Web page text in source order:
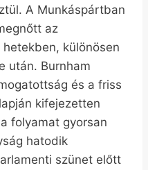
A Munkáspártban
az
különösen
után. Burnham
és a friss
kifejezetten
folyamat gyorsan
hatodik
szünet előtt